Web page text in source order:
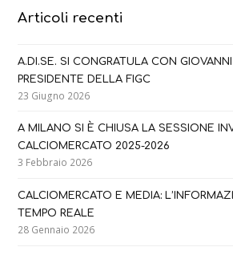
Articoli recenti
A.DI.SE. SI CONGRATULA CON
PRESIDENTE DELLA FIGC
23 Giugno 2026
A MILANO SI È CHIUSA LA SESSIONE
CALCIOMERCATO 2025-2026
3 Febbraio 2026
CALCIOMERCATO E MEDIA:
TEMPO REALE
28 Gennaio 2026